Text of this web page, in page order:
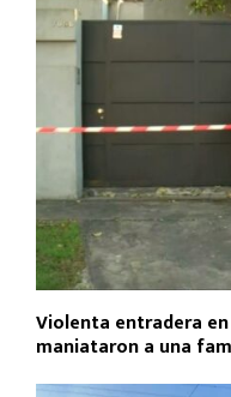
Violenta entradera
maniataron a una